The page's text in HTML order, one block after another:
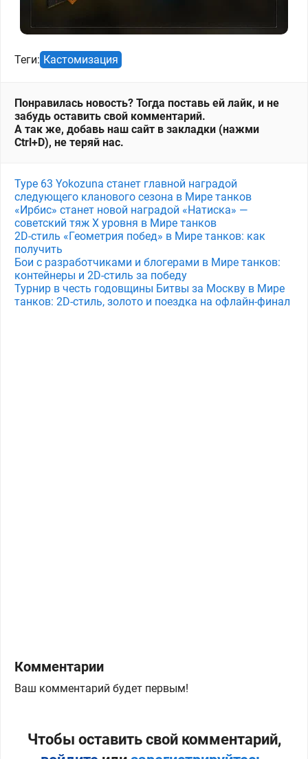
Теги: Кастомизация
Понравилась новость? Тогда поставь ей лайк, и не
забудь оставить свой комментарий.
А так же, добавь наш сайт в закладки (нажми
Ctrl+D), не теряй нас.
Type 63 Yokozuna станет главной наградой
следующего кланового сезона в Мире танков
«Ирбис» станет новой наградой «Натиска» —
советский тяж X уровня в Мире танков
2D-стиль «Геометрия побед» в Мире танков: как
получить
Бои с разработчиками и блогерами в Мире танков:
контейнеры и 2D-стиль за победу
Турнир в честь годовщины Битвы за Москву в Мире
танков: 2D-стиль, золото и поездка на офлайн-финал
Комментарии
Ваш комментарий будет первым!
Чтобы оставить свой комментарий,